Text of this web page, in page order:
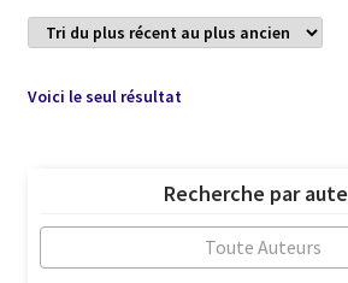
Voici le seul résultat
Recherche par
Toute Auteurs